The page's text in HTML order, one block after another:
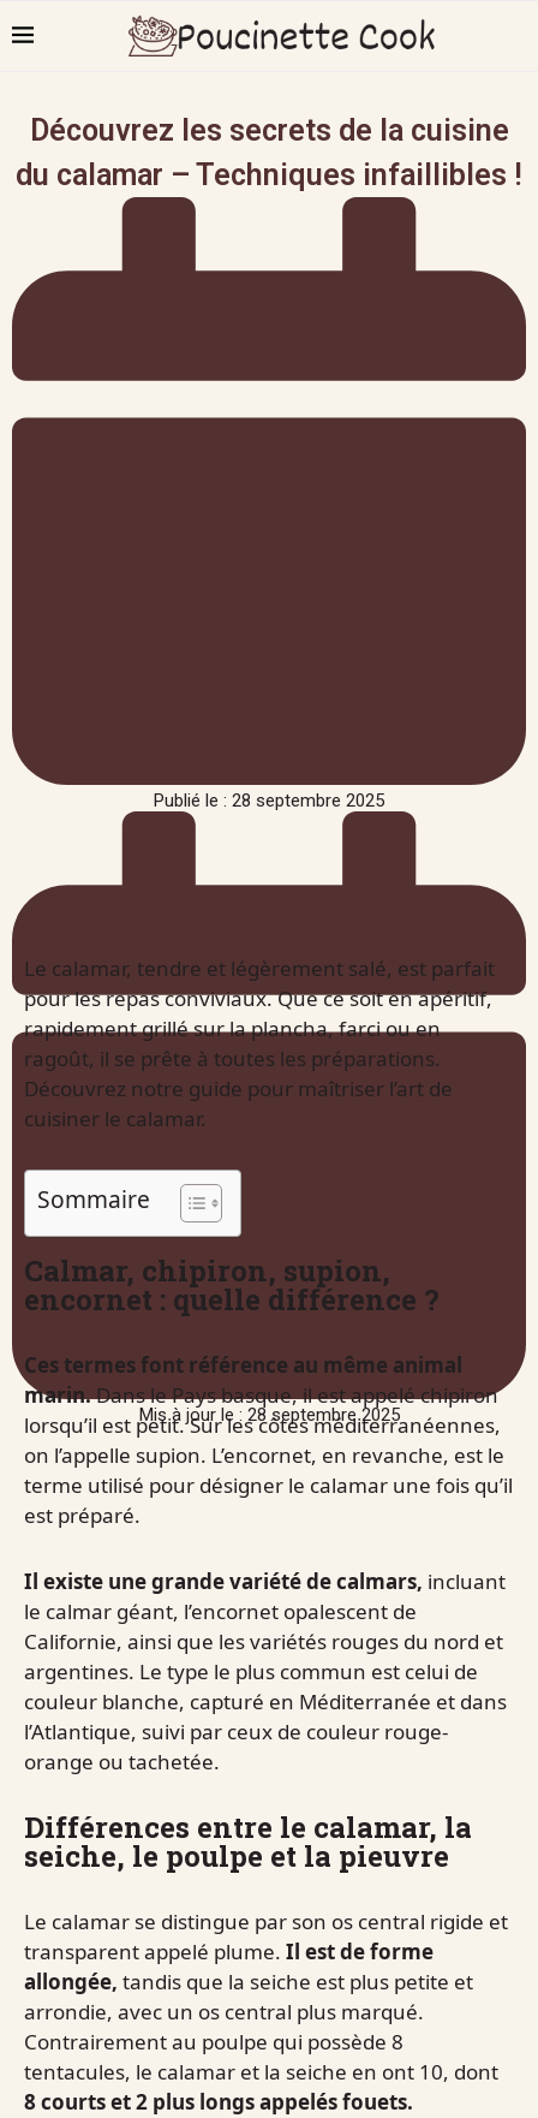
Découvrez les secrets de la cuisine
du calamar – Techniques infaillibles !
Publié le : 28 septembre 2025
Mis à jour le : 28 septembre 2025
Le calamar, tendre et légèrement salé, est parfait
pour les repas conviviaux. Que ce soit en apéritif,
rapidement grillé sur la plancha, farci ou en
ragoût, il se prête à toutes les préparations.
Découvrez notre guide pour maîtriser l’art de
cuisiner le calamar.
Sommaire
Calmar, chipiron, supion,
encornet : quelle différence ?
Ces termes font référence au même animal
marin.Dans le Pays basque, il est appelé chipiron
lorsqu’il est petit. Sur les côtes méditerranéennes,
on l’appelle supion. L’encornet, en revanche, est le
terme utilisé pour désigner le calamar une fois qu’il
est préparé.
Il existe une grande variété de calmars, incluant
le calmar géant, l’encornet opalescent de
Californie, ainsi que les variétés rouges du nord et
argentines. Le type le plus commun est celui de
couleur blanche, capturé en Méditerranée et dans
l’Atlantique, suivi par ceux de couleur rouge-
orange ou tachetée.
Différences entre le calamar, la
seiche, le poulpe et la pieuvre
Le calamar se distingue par son os central rigide et
transparent appelé plume. Il est de forme
allongée, tandis que la seiche est plus petite et
arrondie, avec un os central plus marqué.
Contrairement au poulpe qui possède 8
tentacules, le calamar et la seiche en ont 10, dont
8 courts et 2 plus longs appelés fouets.